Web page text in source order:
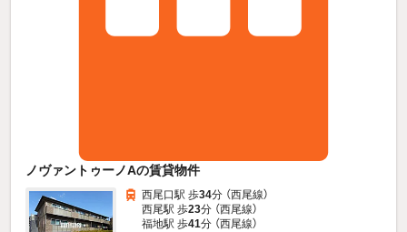
ノヴァントゥーノAの賃貸物件
西尾口駅 歩34分 （西尾線）
西尾駅 歩23分 （西尾線）
福地駅 歩41分 （西尾線）